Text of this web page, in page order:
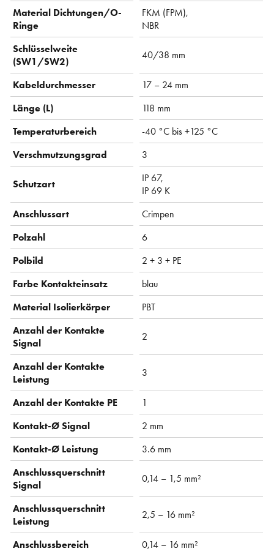
Material Dichtungen/O-
Ringe
FKM (FPM),
NBR
Schlüsselweite
(SW1/SW2)
40/38 mm
Kabeldurchmesser
17 – 24 mm
Länge (L)
118 mm
Temperaturbereich
-40 °C bis +125 °C
Verschmutzungsgrad
3
Schutzart
IP 67,
IP 69 K
Anschlussart
Crimpen
Polzahl
6
Polbild
2 + 3 + PE
Farbe Kontakteinsatz
blau
Material Isolierkörper
PBT
Anzahl der Kontakte
Signal
2
Anzahl der Kontakte
Leistung
3
Anzahl der Kontakte PE
1
Kontakt-Ø Signal
2 mm
Kontakt-Ø Leistung
3.6 mm
Anschlussquerschnitt
Signal
0,14 – 1,5 mm²
Anschlussquerschnitt
Leistung
2,5 – 16 mm²
Anschlussbereich
0,14 – 16 mm²